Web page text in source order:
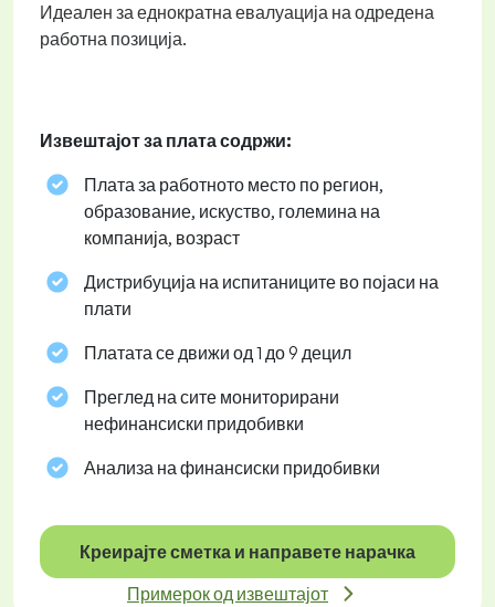
Идеален за еднократна евалуација на одредена
работна позиција.
Извештајот за плата содржи:
Плата за работното место по регион,
образование, искуство, големина на
компанија, возраст
Дистрибуција на испитаниците во појаси на
плати
Платата се движи од 1 до 9 децил
Преглед на сите мониторирани
нефинансиски придобивки
Анализа на финансиски придобивки
Креирајте сметка и направете нарачка
Примерок од извештајот